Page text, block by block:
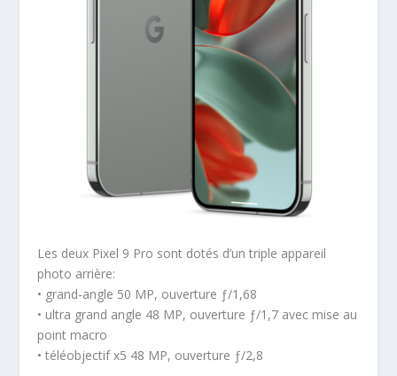
Les deux Pixel 9 Pro sont dotés d’un triple appareil
photo arrière:
• grand-angle 50 MP, ouverture ƒ/1,68
• ultra grand angle 48 MP, ouverture ƒ/1,7 avec mise au
point macro
• téléobjectif x5 48 MP, ouverture ƒ/2,8